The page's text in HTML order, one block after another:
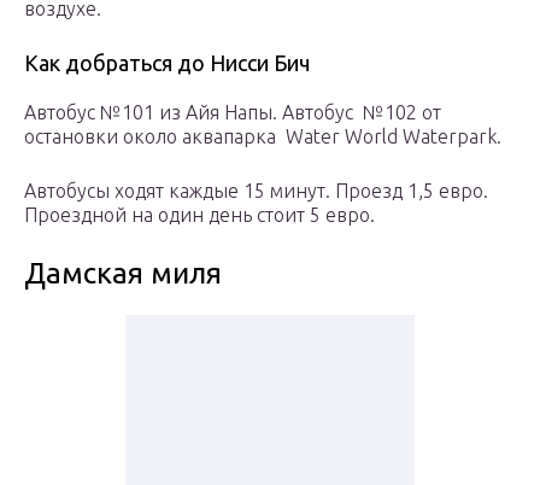
воздухе.
Как добраться до Нисси Бич
Автобус №101 из Айя Напы. Автобус №102 от
остановки около аквапарка Water World Waterpark.
Автобусы ходят каждые 15 минут. Проезд 1,5 евро.
Проездной на один день стоит 5 евро.
Дамская миля